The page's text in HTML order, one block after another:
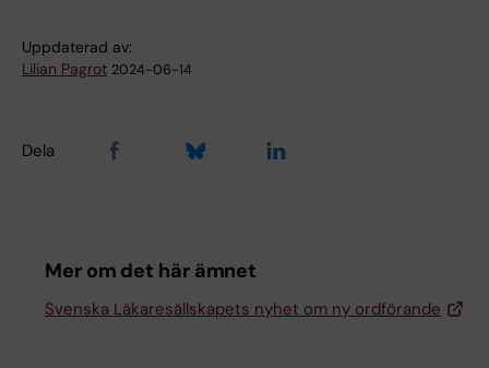
Uppdaterad av:
Lilian Pagrot 2024-06-14
Dela
Mer om det här ämnet
Svenska Läkaresällskapets nyhet om ny ordförande